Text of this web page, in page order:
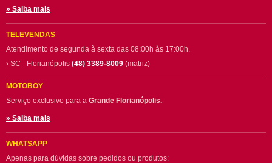
» Saiba mais
TELEVENDAS
Atendimento de segunda à sexta das 08:00h às 17:00h.
› SC - Florianópolis (48) 3389-8009 (matriz)
MOTOBOY
Serviço exclusivo para a Grande Florianópolis.
» Saiba mais
WHATSAPP
Apenas para dúvidas sobre pedidos ou produtos: